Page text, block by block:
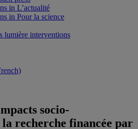
in L’actualité
in Pour la science
lumière interventions
socio-
la recherche financée par